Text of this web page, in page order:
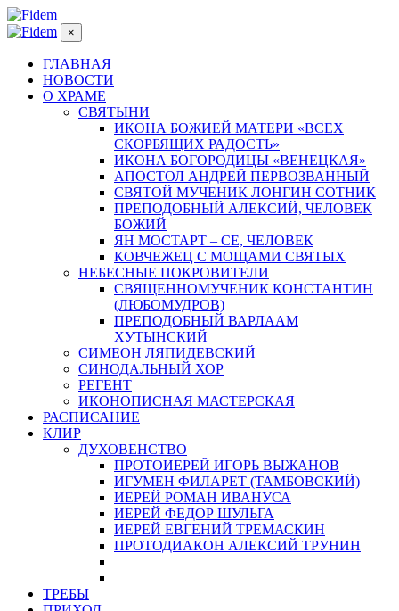
×
ГЛАВНАЯ
НОВОСТИ
О ХРАМЕ
СВЯТЫНИ
ИКОНА БОЖИЕЙ МАТЕРИ «ВСЕХ
СКОРБЯЩИХ РАДОСТЬ»
ИКОНА БОГОРОДИЦЫ «ВЕНЕЦКАЯ»
АПОСТОЛ АНДРЕЙ ПЕРВОЗВАННЫЙ
СВЯТОЙ МУЧЕНИК ЛОНГИН СОТНИК
ПРЕПОДОБНЫЙ АЛЕКСИЙ, ЧЕЛОВЕК
БОЖИЙ
ЯН МОСТАРТ – СЕ, ЧЕЛОВЕК
КОВЧЕЖЕЦ С МОЩАМИ СВЯТЫХ
НЕБЕСНЫЕ ПОКРОВИТЕЛИ
СВЯЩЕННОМУЧЕНИК КОНСТАНТИН
(ЛЮБОМУДРОВ)
ПРЕПОДОБНЫЙ ВАРЛААМ
ХУТЫНСКИЙ
СИМЕОН ЛЯПИДЕВСКИЙ
СИНОДАЛЬНЫЙ ХОР
РЕГЕНТ
ИКОНОПИСНАЯ МАСТЕРСКАЯ
РАСПИСАНИЕ
КЛИР
ДУХОВЕНСТВО
ПРОТОИЕРЕЙ ИГОРЬ ВЫЖАНОВ
ИГУМЕН ФИЛАРЕТ (ТАМБОВСКИЙ)
ИЕРЕЙ РОМАН ИВАНУСА
ИЕРЕЙ ФЕДОР ШУЛЬГА
ИЕРЕЙ ЕВГЕНИЙ ТРЕМАСКИН
ПРОТОДИАКОН АЛЕКСИЙ ТРУНИН
ТРЕБЫ